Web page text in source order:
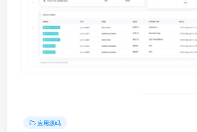
应用源码